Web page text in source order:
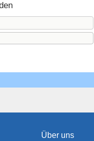
Über uns